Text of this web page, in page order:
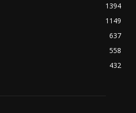
1394
1149
637
558
432